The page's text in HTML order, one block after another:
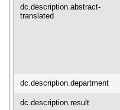
dc.description.abstract-
translated
dc.description.department
dc.description.result